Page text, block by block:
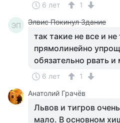
6 лет 1
ЭП Элвис Покинул Здание
так такие не все и
прямолинейно
обязательно рвать и
6 лет
1
Анатолий Грачёв
Львов и тигров
мало. В основном